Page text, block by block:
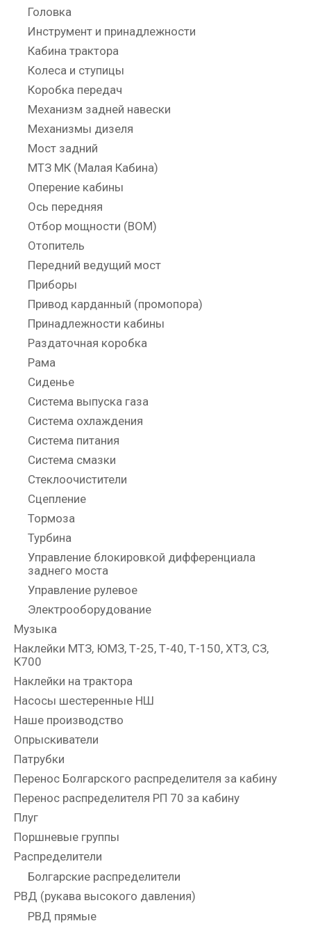
Головка
Инструмент и принадлежности
Кабина трактора
Колеса и ступицы
Коробка передач
Механизм задней навески
Механизмы дизеля
Мост задний
МТЗ МК (Малая Кабина)
Оперение кабины
Ось передняя
Отбор мощности (ВОМ)
Отопитель
Передний ведущий мост
Приборы
Привод карданный (промопора)
Принадлежности кабины
Раздаточная коробка
Рама
Сиденье
Система выпуска газа
Система охлаждения
Система питания
Система смазки
Стеклоочистители
Сцепление
Тормоза
Турбина
Управление блокировкой дифференциала
заднего моста
Управление рулевое
Электрооборудование
Музыка
Наклейки МТЗ, ЮМЗ, Т-25, Т-40, Т-150, ХТЗ, СЗ,
К700
Наклейки на трактора
Насосы шестеренные НШ
Наше производство
Опрыскиватели
Патрубки
Перенос Болгарского распределителя за кабину
Перенос распределителя РП 70 за кабину
Плуг
Поршневые группы
Распределители
Болгарские распределители
РВД (рукава высокого давления)
РВД прямые